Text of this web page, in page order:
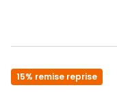
15% remise reprise